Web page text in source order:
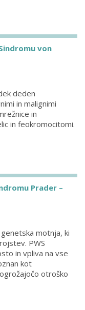
von
deden
in malignimi
in
in feokromocitomi.
Prader –
motnja, ki
PWS
in vpliva na vse
kot
otroško